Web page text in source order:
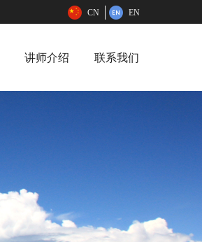
CN EN
讲师介绍 联系我们